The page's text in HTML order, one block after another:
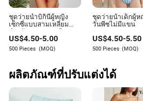
ไป เมื่อความชอบของผู้บริโภคพัฒนาไ
ต้องพัฒนาไปด้วย และ Victoria’s
พร้อมที่จะยอมรับการเปลี่ยนแปลงนั้น แ
หวังว่าการแสดงในอนาคตจะสร้างแรง
2024 ด้วยการออกแบบที่สร้างสรรค์ กา
บทสรุป
ชุดว่ายน้ำบิกินี่ผู้หญิง
เซ็กซี่แบบสามเหลี่ยม
สำหรับชายหาดพร้อม
ระบาย
US$4.50-5.00
500 Pieces (MOQ)
ชุดว่ายน้ำเด็กผู้
วันพีซไม่มีแขน
US$4.50-5.50
500 Pieces (MOQ)
ผลิตภัณฑ์ที่ปรับแต่งได้